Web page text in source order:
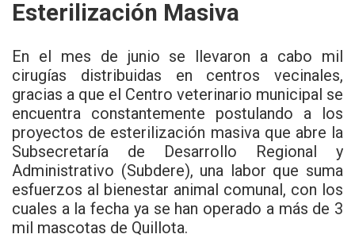
Esterilización Masiva
En el mes de junio se llevaron a cabo mil
cirugías distribuidas en centros vecinales,
gracias a que el Centro veterinario municipal se
encuentra constantemente postulando a los
proyectos de esterilización masiva que abre la
Subsecretaría de Desarrollo Regional y
Administrativo (Subdere), una labor que suma
esfuerzos al bienestar animal comunal, con los
cuales a la fecha ya se han operado a más de 3
mil mascotas de Quillota.